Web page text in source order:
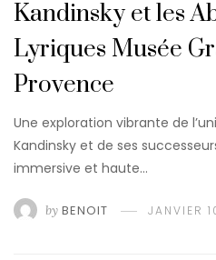
Kandinsky et les
Lyriques Musée
Provence
Une exploration vibrante de
Kandinsky et de ses
immersive et haute…
by BENOIT JANVIER